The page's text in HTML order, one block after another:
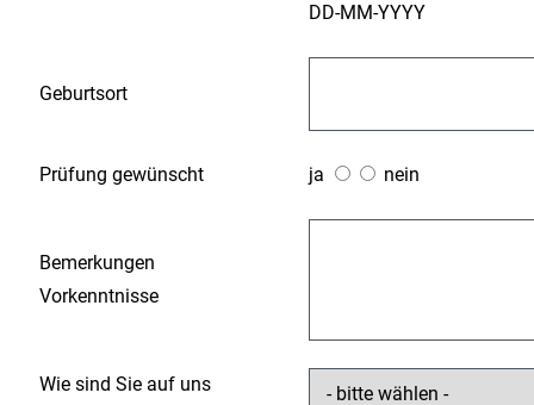
DD-MM-YYYY
Geburtsort
Prüfung gewünscht ja nein
Bemerkungen
Vorkenntnisse
Wie sind Sie auf uns